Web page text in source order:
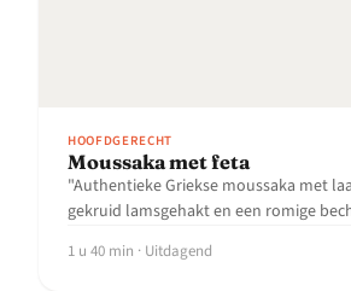
HOOFDGERECHT
Moussaka met feta
"Authentieke Griekse moussaka met
gekruid lamsgehakt en een romige
1 u 40 min · Uitdagend